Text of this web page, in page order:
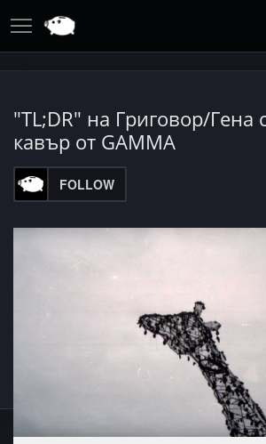
"TL;DR" на Григовор/Гена
кавър от GAMMA
FOLLOW